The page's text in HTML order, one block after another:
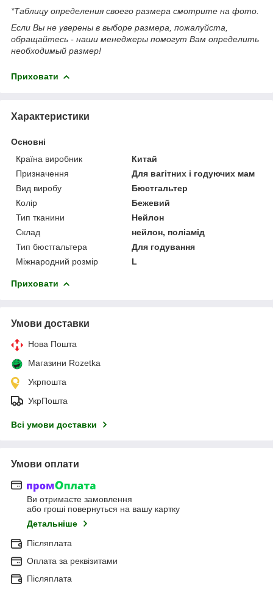
*Таблицу определения своего размера смотрите на фото.
Если Вы не уверены в выборе размера, пожалуйста,
обращайтесь - наши менеджеры помогут Вам определить
необходимый размер!
Приховати
Характеристики
Основні
Країна виробник
Китай
Призначення
Для вагітних і годуючих мам
Вид виробу
Бюстгальтер
Колір
Бежевий
Тип тканини
Нейлон
Склад
нейлон, поліамід
Тип бюстгальтера
Для годування
Міжнародний розмір
L
Приховати
Умови доставки
Нова Пошта
Магазини Rozetka
Укрпошта
УкрПошта
Всі умови доставки
Умови оплати
Ви отримаєте замовлення
або гроші повернуться на вашу картку
Детальніше
Післяплата
Оплата за реквізитами
Післяплата